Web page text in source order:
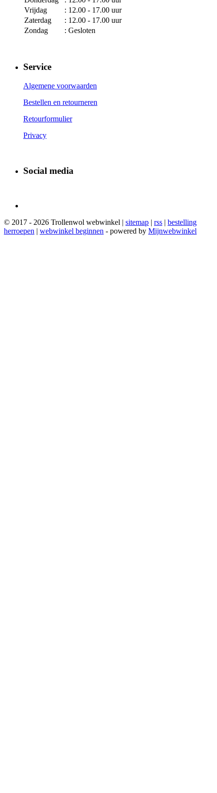
Vrijdag
: 12.00 - 17.00 uur
Zaterdag
: 12.00 - 17.00 uur
Zondag
: Gesloten
Service
Algemene voorwaarden
Bestellen en retourneren
Retourformulier
Privacy
Social media
© 2017 - 2026 Trollenwol webwinkel | sitemap | rss | bestelling
herroepen | webwinkel beginnen - powered by Mijnwebwinkel